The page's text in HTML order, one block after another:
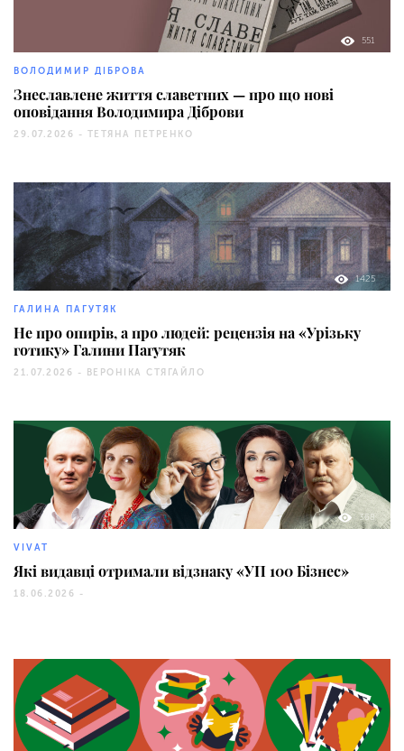
551
ВОЛОДИМИР ДІБРОВА
Знеславлене життя славетних — про що нові
оповідання Володимира Діброви
29.07.2026 - ТЕТЯНА ПЕТРЕНКО
1425
ГАЛИНА ПАГУТЯК
Не про опирів, а про людей: рецензія на «Урізьку
готику» Галини Пагутяк
21.07.2026 - ВЕРОНІКА СТЯГАЙЛО
368
VIVAT
Які видавці отримали відзнаку «УП 100 Бізнес»
18.06.2026 -